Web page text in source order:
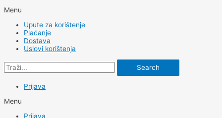
Menu
Upute za korištenje
Plaćanje
Dostava
Uslovi korištenja
Search
Prijava
Menu
Prijava